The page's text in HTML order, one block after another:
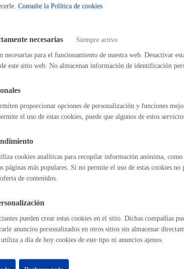
Igualdad,
para ocupar la vía pública con vehículo o accesos
Perfil
Sede
Consulte la Política de cookies
necesarias Siempre activo
necesarias para el funcionamiento de nuestra web. Desactivar
este sitio web. No almacenan información de identificación
proporcionar opciones de personalización y funciones
el uso de estas cookies, puede que algunos de estos
cookies analíticas para recopilar información anónima, como
páginas más populares. Si no permite el uso de estas cookies
de contenidos.
pueden crear estas cookies en el sitio. Dichas compañías
anuncios personalizados en otros sitios sin almacenar
a día de hoy cookies de este tipo ni anuncios ajenos.